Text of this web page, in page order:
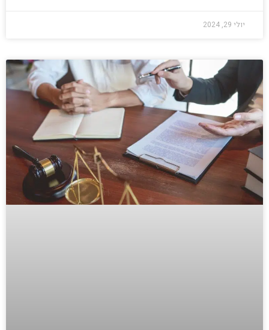
יולי 29, 2024